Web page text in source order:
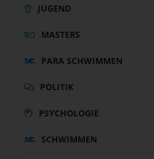
JUGEND
MASTERS
PARA SCHWIMMEN
POLITIK
PSYCHOLOGIE
SCHWIMMEN